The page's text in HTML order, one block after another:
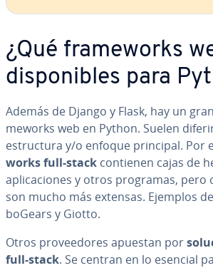
¿Qué fra­me­wo­r­ks
di­s­po­ni­bles para
Además de Django y Flask, hay un
me­wo­r­ks web en Python. Suelen
es­tru­c­tu­ra y/o enfoque principal. Por
wo­r­ks full-stack contienen cajas de
apli­ca­cio­nes y otros programas, pero
son mucho más extensas. Ejemplos
bo­Gea­rs y Giotto.
Otros pro­vee­do­res apuestan por
full-stack. Se centran en lo esencial